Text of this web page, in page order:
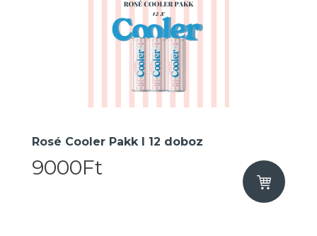
Rosé Cooler Pakk I 12 doboz
9000Ft